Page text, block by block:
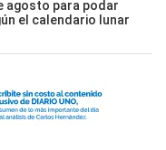
agosto para podar
el calendario lunar